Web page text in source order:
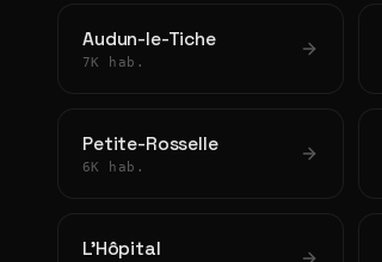
Audun-le-Tiche
7K hab.
Petite-Rosselle
6K hab.
L'Hôpital